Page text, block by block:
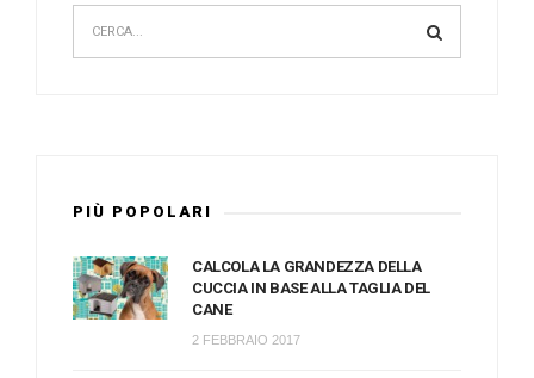
PIÙ POPOLARI
CALCOLA LA GRANDEZZA DELLA
CUCCIA IN BASE ALLA TAGLIA DEL
CANE
2 FEBBRAIO 2017